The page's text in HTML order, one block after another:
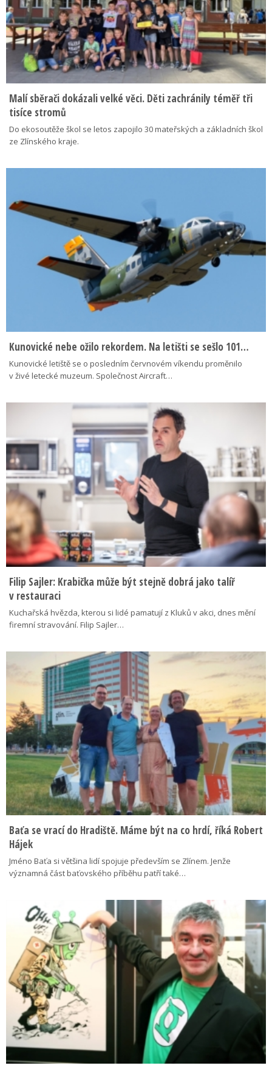
Malí sběrači dokázali velké věci. Děti zachránily téměř tři
tisíce stromů
Do ekosoutěže škol se letos zapojilo 30 mateřských a základních škol
ze Zlínského kraje.
Kunovické nebe ožilo rekordem. Na letišti se sešlo 101…
Kunovické letiště se o posledním červnovém víkendu proměnilo
v živé letecké muzeum. Společnost Aircraft…
Filip Sajler: Krabička může být stejně dobrá jako talíř
v restauraci
Kuchařská hvězda, kterou si lidé pamatují z Kluků v akci, dnes mění
firemní stravování. Filip Sajler…
Baťa se vrací do Hradiště. Máme být na co hrdí, říká Robert
Hájek
Jméno Baťa si většina lidí spojuje především se Zlínem. Jenže
významná část baťovského příběhu patří také…